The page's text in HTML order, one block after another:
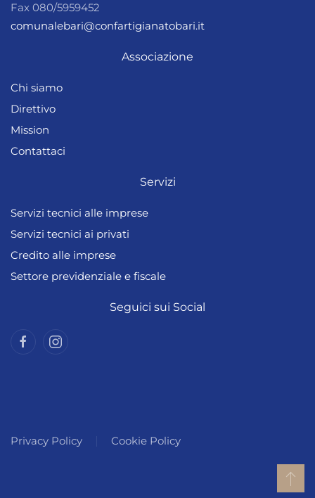
Fax 080/5959452
comunalebari@confartigianatobari.it
Associazione
Chi siamo
Direttivo
Mission
Contattaci
Servizi
Servizi tecnici alle imprese
Servizi tecnici ai privati
Credito alle imprese
Settore previdenziale e fiscale
Seguici sui Social
Privacy Policy Cookie Policy